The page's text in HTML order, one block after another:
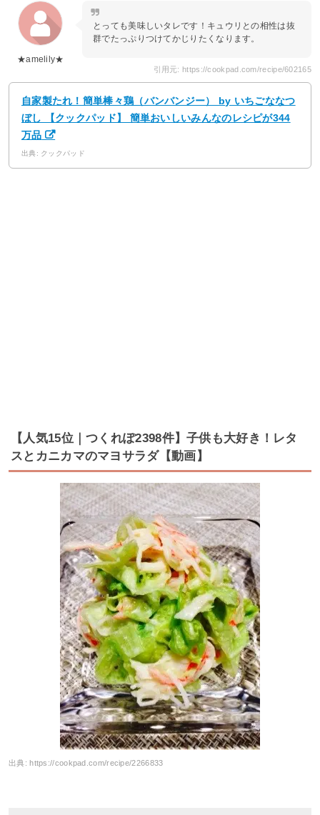
★amelily★
とっても美味しいタレです！キュウリとの相性は抜
群でたっぷりつけてかじりたくなります。
引用元: https://cookpad.com/recipe/602165
自家製たれ！簡単棒々鶏（バンバンジー） by いちごななつ
ぼし 【クックパッド】 簡単おいしいみんなのレシピが344
万品
出典: クックパッド
【人気15位｜つくれぽ2398件】子供も大好き！レタ
スとカニカマのマヨサラダ【動画】
出典:https://cookpad.com/recipe/2266833